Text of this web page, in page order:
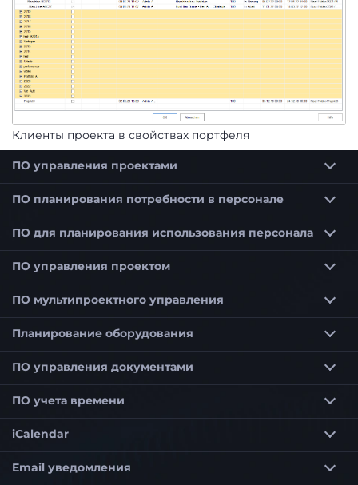
Клиенты проекта в свойствах портфеля
ПО управления проектами
ПО планирования потребности в персонале
ПО для планирования использования персонала
ПО управления проектом
ПО мультипроектного управления
Планирование оборудования
ПО управления документами
ПО учета времени
iCalendar
Email уведомления